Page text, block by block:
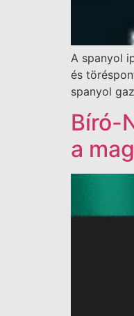
A spanyol
és
spanyol
Bíró-
a